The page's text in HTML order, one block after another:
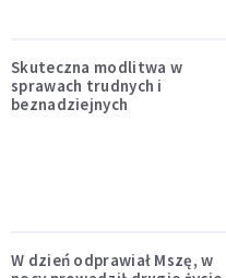
Skuteczna modlitwa w
sprawach trudnych i
beznadziejnych
W dzień odprawiał Mszę, w